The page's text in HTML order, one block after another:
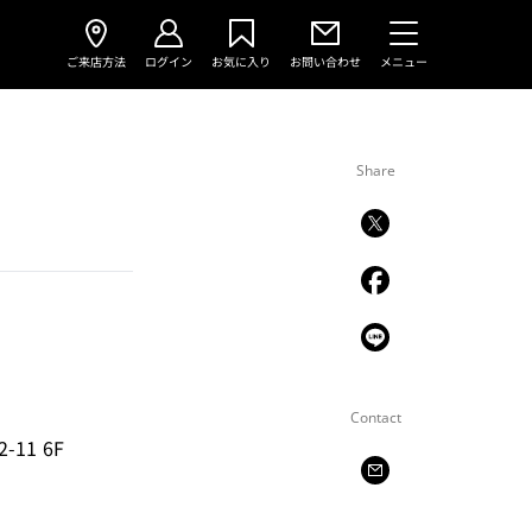
ご来店方法 ログイン お気に入り お問い合わせ メニュー
Share
Contact
11 6F